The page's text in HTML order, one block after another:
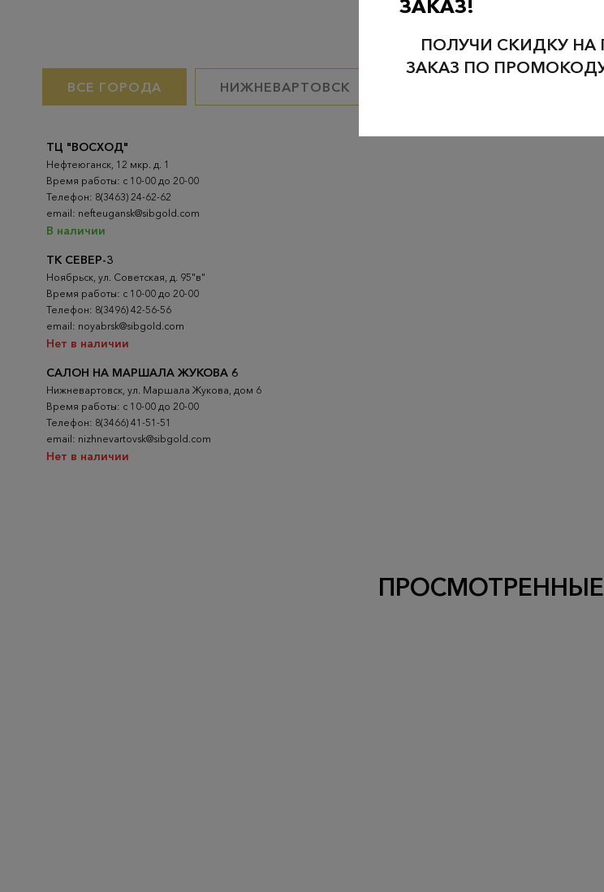
ВСЕ ГОРОДА НИЖНЕВАРТОВСК
ТК СЕВЕР-3
Ноябрьск, ул. Советская, д. 95"в"
Время работы: с 10-00 до 20-00
Телефон: 8(3496) 42-56-56
email: noyabrsk@sibgold.com
Нет в наличии
ТЦ "ВОСХОД"
Нефтеюганск, 12 мкр. д. 1
Время работы: с 10-00 до 20-00
Телефон: 8(3463) 24-62-62
email: nefteugansk@sibgold.com
В наличии
САЛОН НА МАРШАЛА ЖУКОВА 6
Нижневартовск, ул. Маршала Жукова, дом 6
Время работы: с 10-00 до 20-00
Телефон: 8(3466) 41-51-51
email: nizhnevartovsk@sibgold.com
Нет в наличии
ЗАКАЗ!
ПОЛУЧИ СКИДКУ НА
ЗАКАЗ ПО